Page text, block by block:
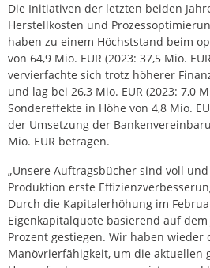
Die Initiativen der letzten beiden
Herstellkosten und
haben zu einem Höchststand beim
von 64,9 Mio. EUR (2023: 37,5 Mio.
vervierfachte sich trotz höherer
und lag bei 26,3 Mio. EUR (2023: 7,0
Sondereffekte in Höhe von 4,8 Mio.
der Umsetzung der
Mio. EUR betragen.
„Unsere Auftragsbücher sind voll
Produktion erste
Durch die Kapitalerhöhung im
Eigenkapitalquote basierend auf
Prozent gestiegen. Wir haben wieder
Manövrierfähigkeit, um die aktuellen